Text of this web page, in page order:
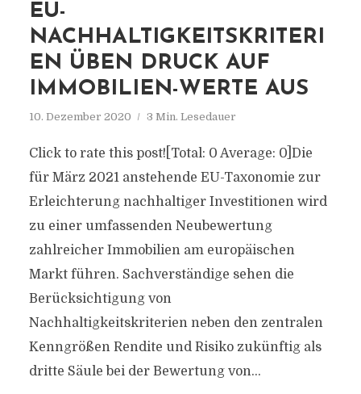
EU-
NACHHALTIGKEITSKRITERI
EN ÜBEN DRUCK AUF
IMMOBILIEN-WERTE AUS
10. Dezember 2020 3 Min. Lesedauer
Click to rate this post![Total: 0 Average: 0]Die
für März 2021 anstehende EU-Taxonomie zur
Erleichterung nachhaltiger Investitionen wird
zu einer umfassenden Neubewertung
zahlreicher Immobilien am europäischen
Markt führen. Sachverständige sehen die
Berücksichtigung von
Nachhaltigkeitskriterien neben den zentralen
Kenngrößen Rendite und Risiko zukünftig als
dritte Säule bei der Bewertung von...